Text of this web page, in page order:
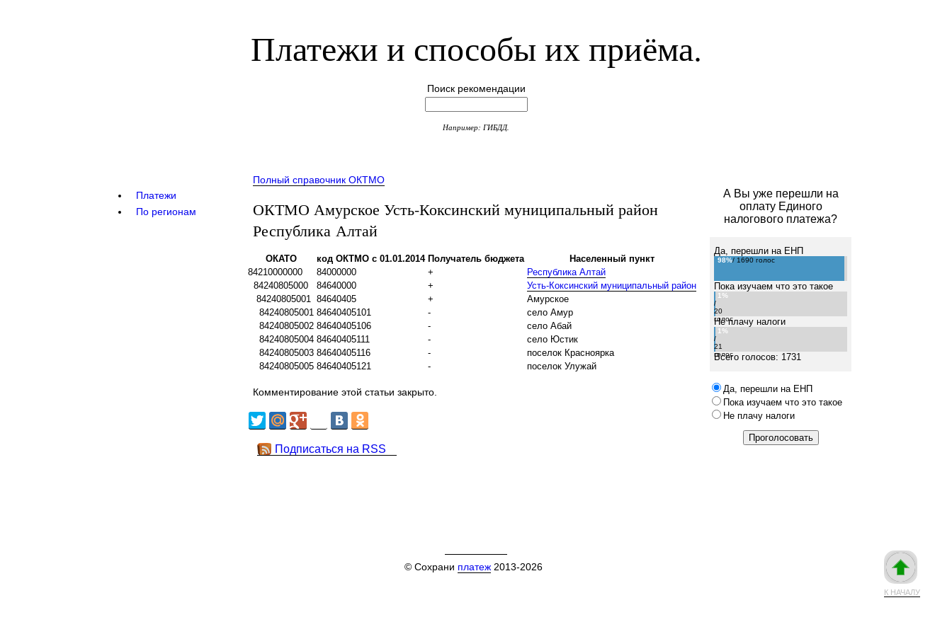
Платежи и способы их приёма.
Поиск рекомендации
Например: ГИБДД.
Платежи
По регионам
А Вы уже перешли на
оплату Единого
налогового платежа?
Да, перешли на ЕНП
98%/ 1690 голос
Пока изучаем что это такое
1%
/
20
голос
Не плачу налоги
1%
/
21
голос
Всего голосов: 1731
Да, перешли на ЕНП
Пока изучаем что это такое
Не плачу налоги
Полный справочник ОКТМО
ОКТМО Амурское Усть-Коксинский муниципальный район
Республика Алтай
ОКАТО код ОКТМО с 01.01.2014 Получатель бюджета
Населенный пункт
84210000000
84000000 +
Республика Алтай
84240805000
84640000 +
Усть-Коксинский муниципальный район
84240805001 84640405 +
Амурское
84240805001 84640405101 -
село Амур
84240805002 84640405106 -
село Абай
84240805004 84640405111 -
село Юстик
84240805003 84640405116 -
поселок Красноярка
84240805005 84640405121 - поселок Улужай
Комментирование этой статьи закрыто.
Подписаться на RSS
К НАЧАЛУ
© Сохрани платеж2013-2026